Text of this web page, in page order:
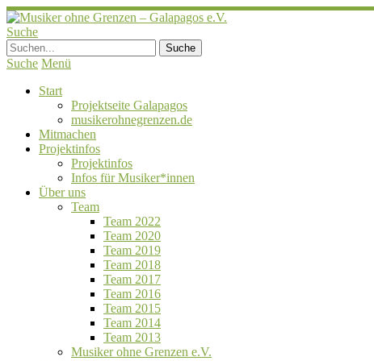
Suche
Suche Menü
Start
Projektseite Galapagos
musikerohnegrenzen.de
Mitmachen
Projektinfos
Projektinfos
Infos für Musiker*innen
Über uns
Team
Team 2022
Team 2020
Team 2019
Team 2018
Team 2017
Team 2016
Team 2015
Team 2014
Team 2013
Musiker ohne Grenzen e.V.